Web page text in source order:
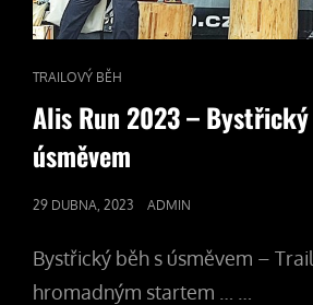
CAT
LINKS
TRAILOVÝ BĚH
Alis Run 2023 –
úsměvem
POSTED
29 DUBNA, 2023 ADMIN
Bystřický běh s úsměvem – Trail
hromadným startem … …